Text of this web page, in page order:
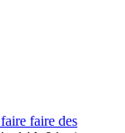
faire des